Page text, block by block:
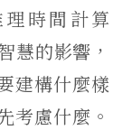
時間計算
慧的影響，
建構什麼樣
考慮什麼。